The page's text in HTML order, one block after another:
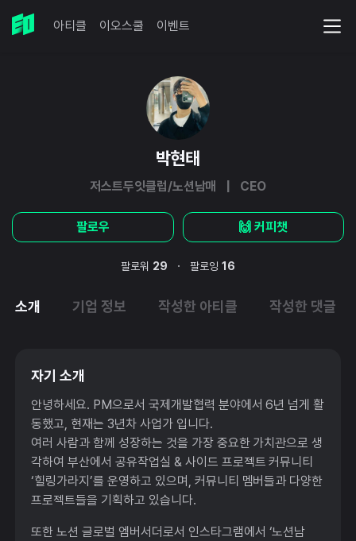
아티클 이오스쿨 이벤트
박현태
저스트두잇클럽/노션남매 | CEO
팔로우 🙌 커피챗
팔로워 29 · 팔로잉 16
소개 기업 정보 작성한 아티클 작성한 댓글
자기 소개
안녕하세요. PM으로서 국제개발협력 분야에서 6년 넘게 활
동했고, 현재는 3년차 사업가 입니다.
여러 사람과 함께 성장하는 것을 가장 중요한 가치관으로 생
각하여 부산에서 공유작업실 & 사이드 프로젝트 커뮤니티
‘힐링가라지’를 운영하고 있으며, 커뮤니티 멤버들과 다양한
프로젝트들을 기획하고 있습니다.
또한 노션 글로벌 엠버서더로서 인스타그램에서 ‘노션남